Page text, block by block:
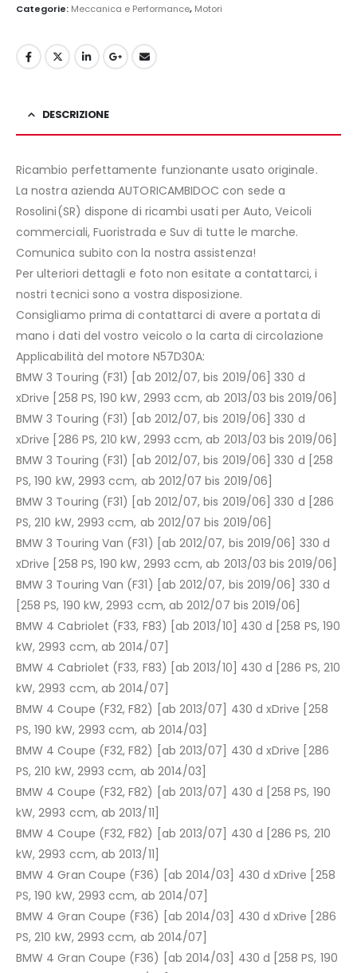
Categorie: Meccanica e Performance, Motori
DESCRIZIONE
Ricambio perfettamente funzionante usato originale.
La nostra azienda AUTORICAMBIDOC con sede a
Rosolini(SR) dispone di ricambi usati per Auto, Veicoli
commerciali, Fuoristrada e Suv di tutte le marche.
Comunica subito con la nostra assistenza!
Per ulteriori dettagli e foto non esitate a contattarci, i
nostri tecnici sono a vostra disposizione.
Consigliamo prima di contattarci di avere a portata di
mano i dati del vostro veicolo o la carta di circolazione
Applicabilità del motore N57D30A:
BMW 3 Touring (F31) [ab 2012/07, bis 2019/06] 330 d
xDrive [258 PS, 190 kW, 2993 ccm, ab 2013/03 bis 2019/06]
BMW 3 Touring (F31) [ab 2012/07, bis 2019/06] 330 d
xDrive [286 PS, 210 kW, 2993 ccm, ab 2013/03 bis 2019/06]
BMW 3 Touring (F31) [ab 2012/07, bis 2019/06] 330 d [258
PS, 190 kW, 2993 ccm, ab 2012/07 bis 2019/06]
BMW 3 Touring (F31) [ab 2012/07, bis 2019/06] 330 d [286
PS, 210 kW, 2993 ccm, ab 2012/07 bis 2019/06]
BMW 3 Touring Van (F31) [ab 2012/07, bis 2019/06] 330 d
xDrive [258 PS, 190 kW, 2993 ccm, ab 2013/03 bis 2019/06]
BMW 3 Touring Van (F31) [ab 2012/07, bis 2019/06] 330 d
[258 PS, 190 kW, 2993 ccm, ab 2012/07 bis 2019/06]
BMW 4 Cabriolet (F33, F83) [ab 2013/10] 430 d [258 PS, 190
kW, 2993 ccm, ab 2014/07]
BMW 4 Cabriolet (F33, F83) [ab 2013/10] 430 d [286 PS, 210
kW, 2993 ccm, ab 2014/07]
BMW 4 Coupe (F32, F82) [ab 2013/07] 430 d xDrive [258
PS, 190 kW, 2993 ccm, ab 2014/03]
BMW 4 Coupe (F32, F82) [ab 2013/07] 430 d xDrive [286
PS, 210 kW, 2993 ccm, ab 2014/03]
BMW 4 Coupe (F32, F82) [ab 2013/07] 430 d [258 PS, 190
kW, 2993 ccm, ab 2013/11]
BMW 4 Coupe (F32, F82) [ab 2013/07] 430 d [286 PS, 210
kW, 2993 ccm, ab 2013/11]
BMW 4 Gran Coupe (F36) [ab 2014/03] 430 d xDrive [258
PS, 190 kW, 2993 ccm, ab 2014/07]
BMW 4 Gran Coupe (F36) [ab 2014/03] 430 d xDrive [286
PS, 210 kW, 2993 ccm, ab 2014/07]
BMW 4 Gran Coupe (F36) [ab 2014/03] 430 d [258 PS, 190